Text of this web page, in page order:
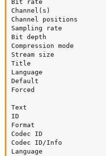
Bit rate
Channel(s)
Channel positions
Sampling rate
Bit depth
Compression mode
Stream size
Title
Language
Default
Forced
Text
ID
Format
Codec ID
Codec ID/Info
Language